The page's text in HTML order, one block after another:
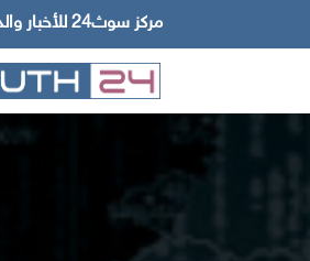
مركز سوث24 للأخبار والدراسات